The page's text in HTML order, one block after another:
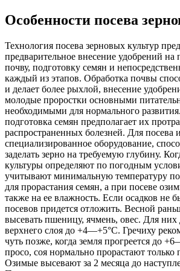
Особенности посева
Технология посева зерновых культур
предварительное внесение удобрений на
почву, подготовку семян и
каждый из этапов. Обработка почвы
и делает более рыхлой, внесение
молодые проростки основными
необходимыми для нормального
подготовка семян предполагает их
распространенных болезней. Для посева
специализированное оборудование,
заделать зерно на требуемую глубину.
культуры определяют по погодным
учитывают минимальную температуру
для прорастания семян, а при посеве
также на ее влажность. Если осадков не
посевов придется отложить. Весной
высевать пшеницу, ячмень, овес. Для них
верхнего слоя до +4—+5°С. Гречиху
чуть позже, когда земля прогреется до
просо, соя нормально прорастают
Озимые высевают за 2 месяца до